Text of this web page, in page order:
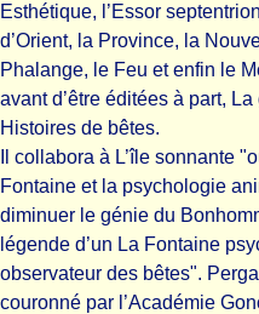
Esthétique, l’Essor
d’Orient, la Province, la
Phalange, le Feu et enfin le
avant d’être éditées à part,
Histoires de bêtes.
Il collabora à L’île sonnante
Fontaine et la psychologie
diminuer le génie du
légende d’un La Fontaine
observateur des bêtes".
couronné par l’Académie